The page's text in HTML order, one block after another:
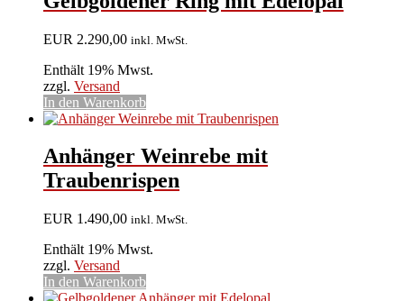
EUR 2.290,00 inkl. MwSt.
Enthält 19% Mwst.
zzgl. Versand
In den Warenkorb
Anhänger Weinrebe mit
Traubenrispen
EUR 1.490,00 inkl. MwSt.
Enthält 19% Mwst.
zzgl. Versand
In den Warenkorb